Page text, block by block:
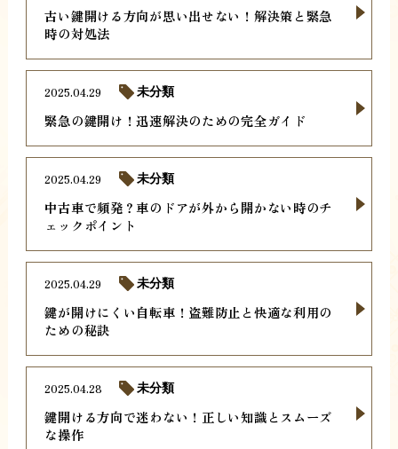
古い鍵開ける方向が思い出せない！解決策と緊急
時の対処法
緊急の鍵開け！迅速解決のための完全ガイド
2025.04.29 未分類
中古車で頻発？車のドアが外から開かない時のチ
ェックポイント
2025.04.29 未分類
鍵が開けにくい自転車！盗難防止と快適な利用の
ための秘訣
2025.04.29 未分類
鍵開ける方向で迷わない！正しい知識とスムーズ
な操作
2025.04.28 未分類